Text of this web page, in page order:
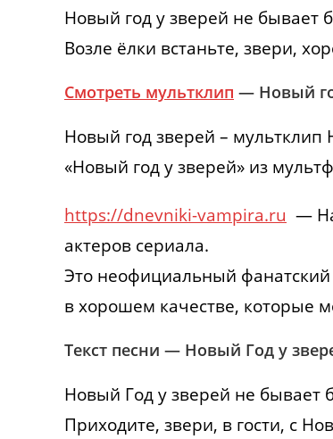
Новый год у зверей не бывает
Возле ёлки встаньте, звери,
Смотреть мультклип — Новый
Новый год зверей – мультклип
«Новый год у зверей» из
https://dnevniki-vampira.ru —
актеров сериала.
Это неофициальный
в хорошем качестве, которые
Текст песни — Новый Год у
Новый Год у зверей не бывает
Приходите, звери, в гости, с